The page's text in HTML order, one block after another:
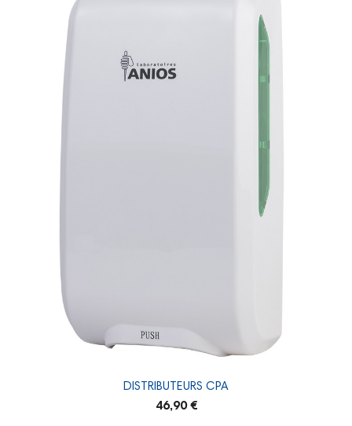
DISTRIBUTEURS CPA
46,90 €